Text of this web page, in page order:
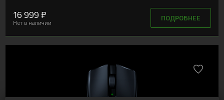
16 999 ₽
Нет в наличии
ПОДРОБНЕЕ